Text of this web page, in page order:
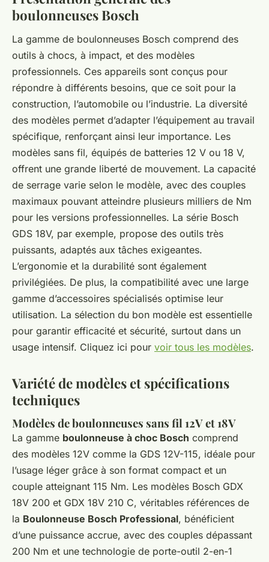
boulonneuses Bosch
La gamme de boulonneuses Bosch comprend des
outils à chocs, à impact, et des modèles
professionnels. Ces appareils sont conçus pour
répondre à différents besoins, que ce soit pour la
construction, l’automobile ou l’industrie. La diversité
des modèles permet d’adapter l’équipement au travail
spécifique, renforçant ainsi leur importance. Les
modèles sans fil, équipés de batteries 12 V ou 18 V,
offrent une grande liberté de mouvement. La capacité
de serrage varie selon le modèle, avec des couples
maximaux pouvant atteindre plusieurs milliers de Nm
pour les versions professionnelles. La série Bosch
GDS 18V, par exemple, propose des outils très
puissants, adaptés aux tâches exigeantes.
L’ergonomie et la durabilité sont également
privilégiées. De plus, la compatibilité avec une large
gamme d’accessoires spécialisés optimise leur
utilisation. La sélection du bon modèle est essentielle
pour garantir efficacité et sécurité, surtout dans un
usage intensif. Cliquez ici pour voir tous les modèles.
Variété de modèles et spécifications
techniques
Modèles de boulonneuses sans fil 12V et 18V
La gamme boulonneuse à choc Bosch comprend
des modèles 12V comme la GDS 12V-115, idéale pour
l’usage léger grâce à son format compact et un
couple atteignant 115 Nm. Les modèles Bosch GDX
18V 200 et GDX 18V 210 C, véritables références de
la Boulonneuse Bosch Professional, bénéficient
d’une puissance accrue, avec des couples dépassant
200 Nm et une technologie de porte-outil 2-en-1